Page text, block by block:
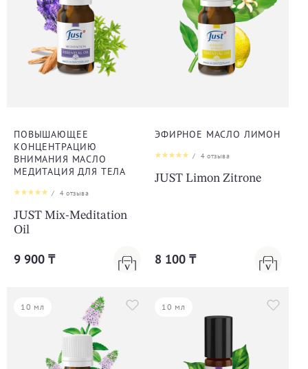
ПОВЫШАЮЩЕЕ
КОНЦЕНТРАЦИЮ
ВНИМАНИЯ МАСЛО
МЕДИТАЦИЯ ДЛЯ ТЕЛА
/ 4отзыва
JUST Mix-Meditation
Oil
9 900 ₸
ЭФИРНОЕ МАСЛО ЛИМОН
/ 4отзыва
JUST Limon Zitrone
8 100 ₸
10 мл 10 мл